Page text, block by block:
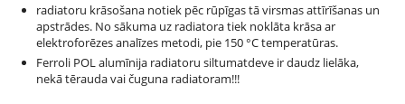
radiatoru krāsošana notiek pēc rūpīgas tā virsmas attīrīšanas un
apstrādes. No sākuma uz radiatora tiek noklāta krāsa ar
elektroforēzes analīzes metodi, pie 150 °С temperatūras.
Ferroli POL alumīnija radiatoru siltumatdeve ir daudz lielāka,
nekā tērauda vai čuguna radiatoram!!!